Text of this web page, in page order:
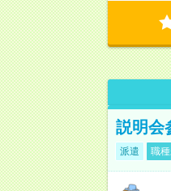
説明会
派遣 職